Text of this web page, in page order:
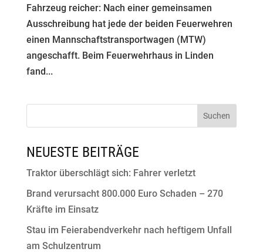
Fahrzeug reicher: Nach einer gemeinsamen
Ausschreibung hat jede der beiden Feuerwehren
einen Mannschaftstransportwagen (MTW)
angeschafft. Beim Feuerwehrhaus in Linden
fand...
NEUESTE BEITRÄGE
Traktor überschlägt sich: Fahrer verletzt
Brand verursacht 800.000 Euro Schaden – 270
Kräfte im Einsatz
Stau im Feierabendverkehr nach heftigem Unfall
am Schulzentrum